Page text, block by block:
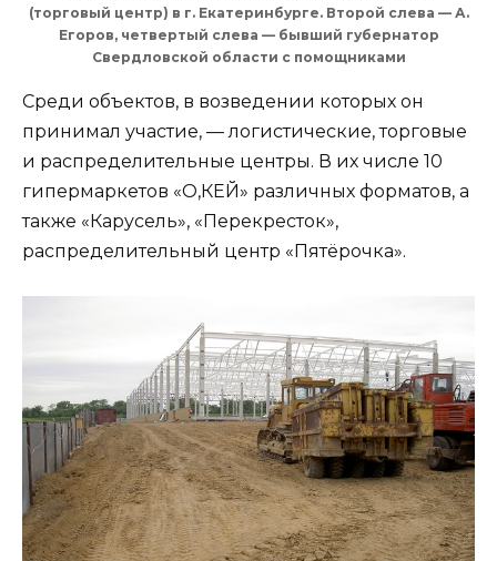
(торговый центр) в г. Екатеринбурге. Второй слева — А.
Егоров, четвертый слева — бывший губернатор
Свердловской области с помощниками
Среди объектов, в возведении которых он
принимал участие, — логистические, торговые
и распределительные центры. В их числе 10
гипермаркетов «О,КЕЙ» различных форматов, а
также «Карусель», «Перекресток»,
распределительный центр «Пятёрочка».